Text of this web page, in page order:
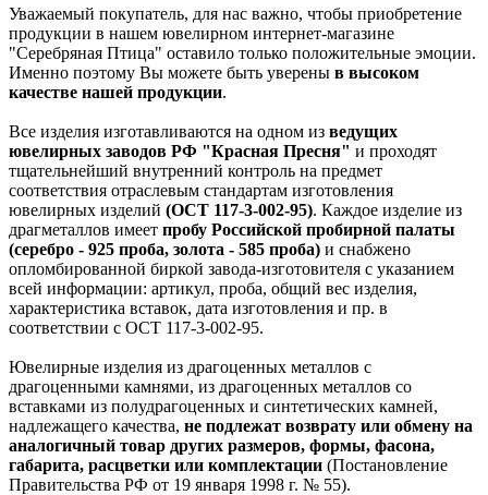
Уважаемый покупатель, для нас важно, чтобы приобретение
продукции в нашем ювелирном интернет-магазине
"Серебряная Птица" оставило только положительные эмоции.
Именно поэтому Вы можете быть уверены в высоком
качестве нашей продукции.
Все изделия изготавливаются на одном из ведущих
ювелирных заводов РФ "Красная Пресня" и проходят
тщательнейший внутренний контроль на предмет
соответствия отраслевым стандартам изготовления
ювелирных изделий (ОСТ 117-3-002-95). Каждое изделие из
драгметаллов имеет пробу Российской пробирной палаты
(серебро - 925 проба, золота - 585 проба) и снабжено
опломбированной биркой завода-изготовителя с указанием
всей информации: артикул, проба, общий вес изделия,
характеристика вставок, дата изготовления и пр. в
соответствии с ОСТ 117-3-002-95.
Ювелирные изделия из драгоценных металлов с
драгоценными камнями, из драгоценных металлов со
вставками из полудрагоценных и синтетических камней,
надлежащего качества, не подлежат возврату или обмену на
аналогичный товар других размеров, формы, фасона,
габарита, расцветки или комплектации (Постановление
Правительства РФ от 19 января 1998 г. № 55).